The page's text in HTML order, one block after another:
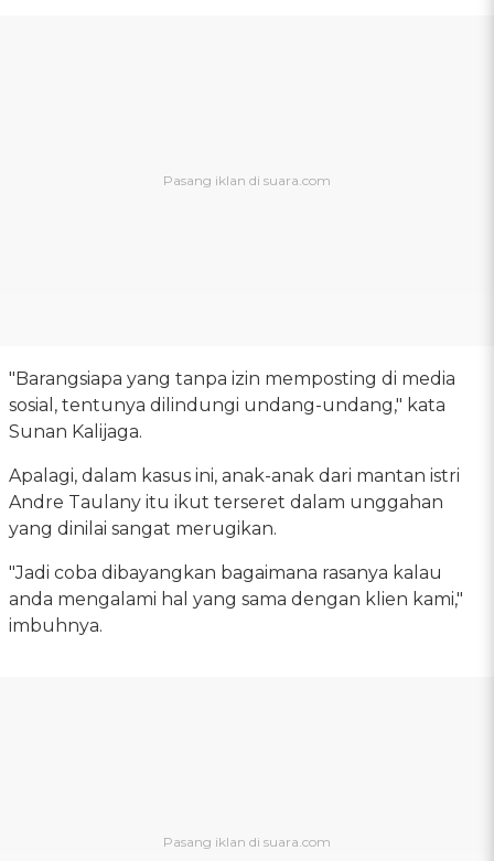
"Barangsiapa yang tanpa izin memposting di media
sosial, tentunya dilindungi undang-undang," kata
Sunan Kalijaga.
Apalagi, dalam kasus ini, anak-anak dari mantan istri
Andre Taulany itu ikut terseret dalam unggahan
yang dinilai sangat merugikan.
"Jadi coba dibayangkan bagaimana rasanya kalau
anda mengalami hal yang sama dengan klien kami,"
imbuhnya.